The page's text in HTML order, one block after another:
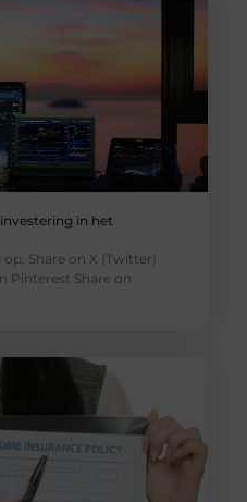
in het
Share on X (Twitter)
Pinterest Share on